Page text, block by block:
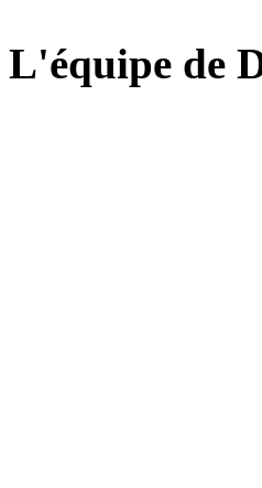
L'équipe de